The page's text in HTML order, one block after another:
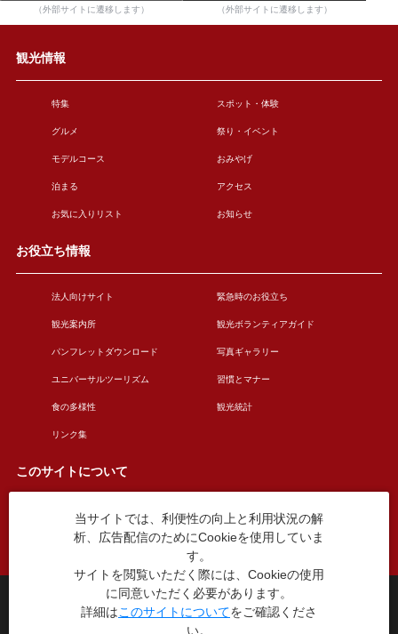
（外部サイトに遷移します） （外部サイトに遷移します）
観光情報
特集 スポット・体験
グルメ 祭り・イベント
モデルコース おみやげ
泊まる アクセス
お気に入りリスト お知らせ
お役立ち情報
法人向けサイト 緊急時のお役立ち
観光案内所 観光ボランティアガイド
パンフレットダウンロード 写真ギャラリー
ユニバーサルツーリズム 習慣とマナー
食の多様性 観光統計
リンク集
このサイトについて
このサイトについて 広告掲載について
お問い合わせ
台東区役所観光課
〒110-8615 東京都台東区東上野4丁目5番6号
TEL：03-5246-1151
当サイトでは、利便性の向上と利用状況の解
析、広告配信のためにCookieを使用していま
す。
サイトを閲覧いただく際には、Cookieの使用
に同意いただく必要があります。
詳細はこのサイトについてをご確認くださ
い。